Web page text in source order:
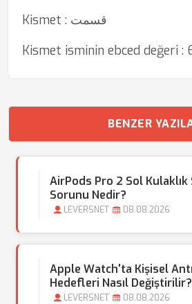
Kismet : قسمت
Kismet isminin ebced değeri :
BENZER
AirPods Pro 2 Sol
Sorunu Nedir?
LEVERSNET 08.08.2026
Apple Watch'ta Kişisel
Hedefleri Nasıl Değiştirilir?
LEVERSNET 08.08.2026